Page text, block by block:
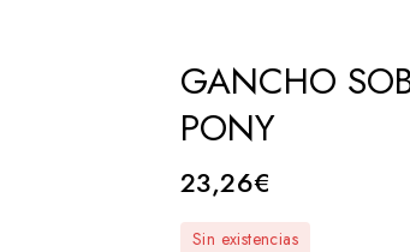
GANCHO
PONY
23,26€
Sin existencias